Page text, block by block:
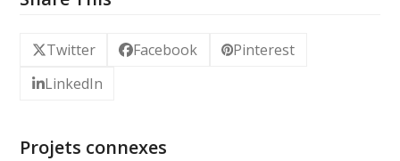
Twitter Facebook
Pinterest
LinkedIn
Projets connexes